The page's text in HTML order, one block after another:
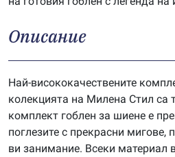
Описание
Най-висококачествените
колекцията на Милена Стил са
комплект гоблен за шиене е
поглезите с прекрасни
ви занимание. Всеки материал